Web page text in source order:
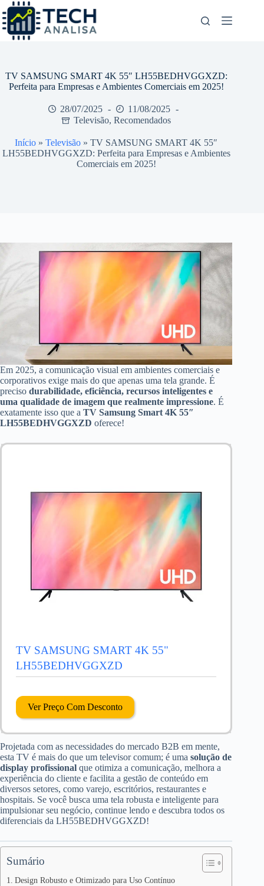
Pular
para
o
conteúdo
TV SAMSUNG SMART 4K 55″ LH55BEDHVGGXZD:
Perfeita para Empresas e Ambientes Comerciais em 2025!
28/07/2025
11/08/2025
Televisão, Recomendados
Início »Televisão »TV SAMSUNG SMART 4K 55″
LH55BEDHVGGXZD: Perfeita para Empresas e Ambientes
Comerciais em 2025!
Em 2025, a comunicação visual em ambientes comerciais e
corporativos exige mais do que apenas uma tela grande. É
preciso durabilidade, eficiência, recursos inteligentes e
uma qualidade de imagem que realmente impressione. É
exatamente isso que a TV Samsung Smart 4K 55″
LH55BEDHVGGXZD oferece!
TV SAMSUNG SMART 4K 55"
LH55BEDHVGGXZD
Ver Preço Com Desconto
Projetada com as necessidades do mercado B2B em mente,
esta TV é mais do que um televisor comum; é uma solução de
display profissional que otimiza a comunicação, melhora a
experiência do cliente e facilita a gestão de conteúdo em
diversos setores, como varejo, escritórios, restaurantes e
hospitais. Se você busca uma tela robusta e inteligente para
impulsionar seu negócio, continue lendo e descubra todos os
diferenciais da LH55BEDHVGGXZD!
Sumário
Design Robusto e Otimizado para Uso Contínuo